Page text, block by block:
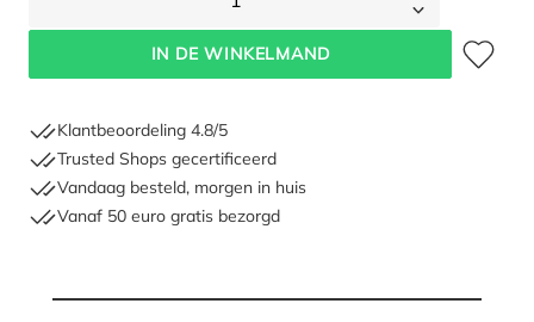
IN DE WINKELMAND
Klantbeoordeling 4.8/5
Trusted Shops gecertificeerd
Vandaag besteld, morgen in huis
Vanaf 50 euro gratis bezorgd